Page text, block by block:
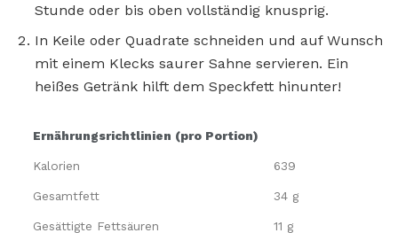
Stunde oder bis oben vollständig knusprig.
In Keile oder Quadrate schneiden und auf Wunsch
mit einem Klecks saurer Sahne servieren. Ein
heißes Getränk hilft dem Speckfett hinunter!
Ernährungsrichtlinien (pro Portion)
Kalorien 639
Gesamtfett 34 g
Gesättigte Fettsäuren 11 g